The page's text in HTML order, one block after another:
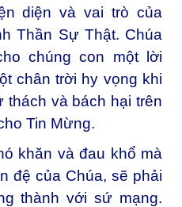
diện và vai trò của
Thần Sự Thật. Chúa
chúng con một lời
chân trời hy vọng khi
và bách hại trên
Tin Mừng.
khăn và đau khổ mà
đệ của Chúa, sẽ phải
thành với sứ mạng.